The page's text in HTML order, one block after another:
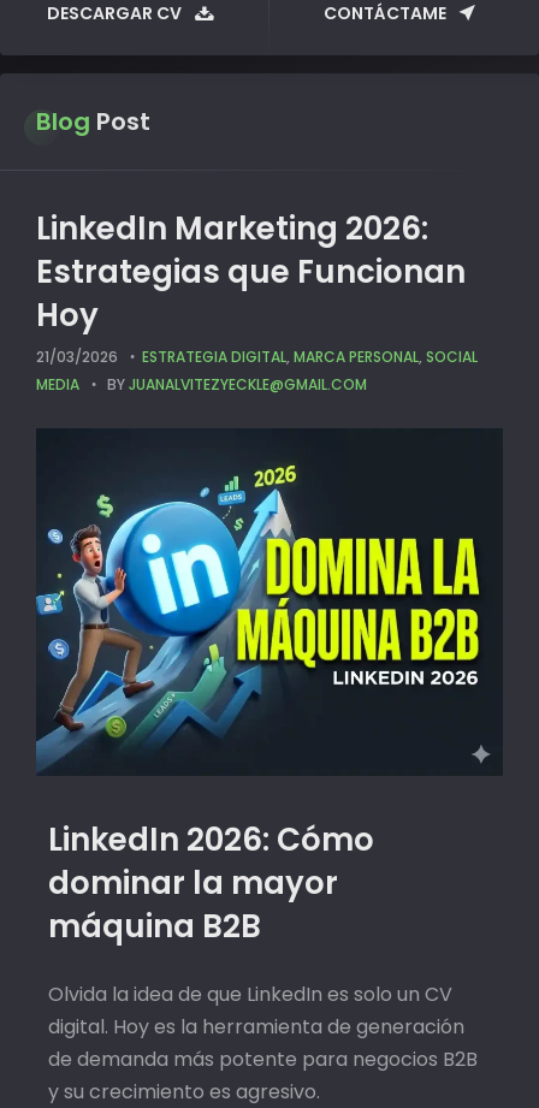
DESCARGAR CV CONTÁCTAME
Blog Post
LinkedIn Marketing 2026:
Estrategias que Funcionan
Hoy
21/03/2026 ESTRATEGIA DIGITAL, MARCA PERSONAL, SOCIAL
MEDIA
BYJUANALVITEZYECKLE@GMAIL.COM
LinkedIn 2026: Cómo
dominar la mayor
máquina B2B
Olvida la idea de que LinkedIn es solo un CV
digital. Hoy es la herramienta de generación
de demanda más potente para negocios B2B
y su crecimiento es agresivo.